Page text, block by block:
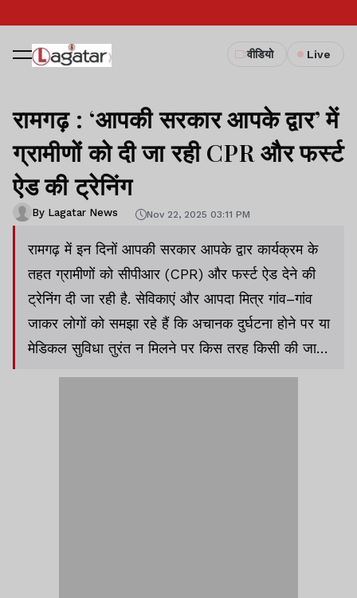
वीडियो Live
रामगढ़ : ‘आपकी सरकार आपके द्वार’ में
ग्रामीणों को दी जा रही CPR और फर्स्ट
ऐड की ट्रेनिंग
By Lagatar News Nov 22, 2025 03:11 PM
रामगढ़ में इन दिनों आपकी सरकार आपके द्वार कार्यक्रम के
तहत ग्रामीणों को सीपीआर (CPR) और फर्स्ट ऐड देने की
ट्रेनिंग दी जा रही है. सेविकाएं और आपदा मित्र गांव–गांव
जाकर लोगों को समझा रहे हैं कि अचानक दुर्घटना होने पर या
मेडिकल सुविधा तुरंत न मिलने पर किस तरह किसी की जान